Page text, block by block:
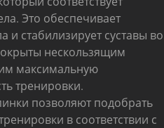
Это обеспечивает
и стабилизирует суставы во
нескользящим
максимальную
тренировки.
позволяют подобрать
в соответствии с